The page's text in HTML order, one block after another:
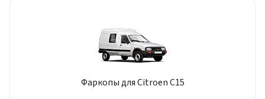
Фаркопы для Citroen C15